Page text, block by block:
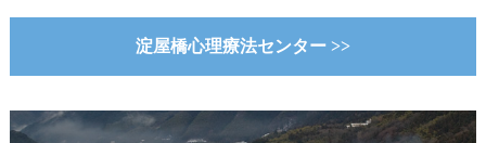
淀屋橋心理療法センター >>